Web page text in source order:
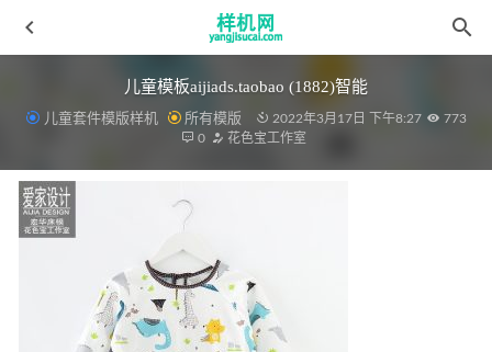
儿童模板aijiads.taobao (1882)智能
儿童套件模版样机 所有模版 2022年3月17日 下午8:27
773
0
花色宝工作室
四件套aijiads.taobao (1806)智能
细节花色宝(2368)细节效果
2022-03-19
绗缝被花色宝(2474)光影效果 2022-03-19